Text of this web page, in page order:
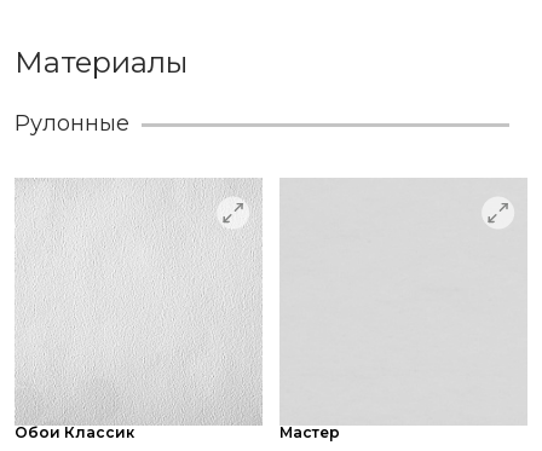
Материалы
Рулонные
Обои Классик
Мастер